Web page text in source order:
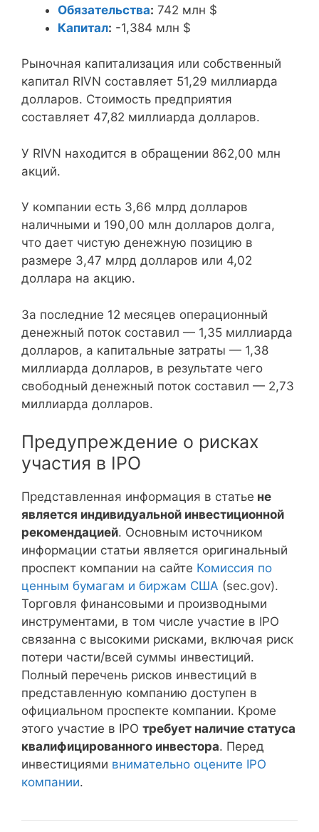
Обязательства: 742 млн $
Капитал: -1,384 млн $
Рыночная капитализация или собственный
капитал RIVN составляет 51,29 миллиарда
долларов. Стоимость предприятия
составляет 47,82 миллиарда долларов.
У RIVN находится в обращении 862,00 млн
акций.
У компании есть 3,66 млрд долларов
наличными и 190,00 млн долларов долга,
что дает чистую денежную позицию в
размере 3,47 млрд долларов или 4,02
доллара на акцию.
За последние 12 месяцев операционный
денежный поток составил — 1,35 миллиарда
долларов, а капитальные затраты — 1,38
миллиарда долларов, в результате чего
свободный денежный поток составил — 2,73
миллиарда долларов.
Предупреждение о рисках
участия в IPO
Представленная информация в статье не
является индивидуальной инвестиционной
рекомендацией. Основным источником
информации статьи является оригинальный
проспект компании на сайте Комиссия по
ценным бумагам и биржам США (sec.gov).
Торговля финансовыми и производными
инструментами, в том числе участие в IPO
связанна с высокими рисками, включая риск
потери части/всей суммы инвестиций.
Полный перечень рисков инвестиций в
представленную компанию доступен в
официальном проспекте компании. Кроме
этого участие в IPO требует наличие статуса
квалифицированного инвестора. Перед
инвестициями внимательно оцените IPO
компании.